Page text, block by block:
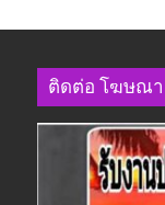
ติดต่อ​ โฆษณ